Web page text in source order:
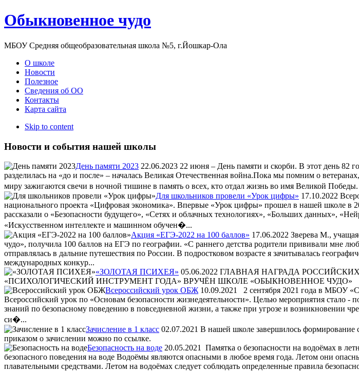
Обыкновенное чудо
МБОУ Средняя общеобразовательная школа №5, г.Йошкар-Ола
О школе
Новости
Полезное
Сведения об ОО
Контакты
Карта сайта
Skip to content
Новости и события нашей школы
День памяти 2023 22.06.2023 22 июня – День памяти и скорби. В этот день 82
разделилась на «до и после» – началась Великая Отечественная война.Пока мы помним о
миру зажигаются свечи в ночной тишине в память о всех, кто отдал жизнь во имя Великой
Для школьников провели «Урок цифры» 17.10.2022
национального проекта «Цифровая экономика». Впервые «Урок цифры» прошел в нашей школе в
рассказали о «Безопасности будущего», «Сетях и облачных технологиях», «Больших данных»,
«Искусственном интеллекте и машинном обучен�...
Акция «ЕГЭ-2022 на 100 баллов» 17.06.2022 Зверева М.,
чудо», получила 100 баллов на ЕГЭ по географии. «С раннего детства родители прививали мне
отправлялась в дальние путешествия по России. В подростковом возрасте я зачитывалась
международных конкур...
«ЗОЛОТАЯ ПСИХЕЯ» 05.06.2022 ГЛАВНАЯ НАГРАДА
«ПСИХОЛОГИЧЕСКИЙ ИНСТРУМЕНТ ГОДА» ВРУЧЁН ШКОЛЕ «ОБЫКНОВЕННОЕ ЧУДО»
Всероссийский урок ОБЖ 10.09.2021
2 сентября 2021 года в МБОУ
Всероссийский урок по «Основам безопасности жизнедеятельности». Целью мероприятия стало
знаний по безопасному поведению в повседневной жизни, а также при угрозе и возникновении
си�...
Зачисление в 1 класс 02.07.2021 В нашей школе завершилось формирование
приказом о зачислении можно по ссылке.
Безопасность на воде 20.05.2021
Памятка о безопасности на водоёмах в
безопасного поведения на воде Водоёмы являются опасными в любое время года. Летом они
плавательными средствами. Летом на водоёмах следует соблюдать определенные правила